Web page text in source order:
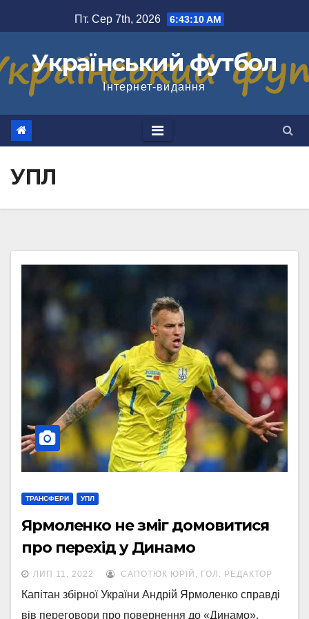
до
Пт. Сер 7th, 2026 6:43:11 AM
Український футбол
Інтернет-видання
УПЛ
ТРАНСФЕРИ УПЛ
Ярмоленко не зміг домовитися
про перехід у Динамо
ЛИП 11, 2022 САПОТЮК ЮРІЙ, ГОЛ. РЕДАКТОР
Капітан збірної України Андрій Ярмоленко справді
вів переговори про повернення до «Динамо».